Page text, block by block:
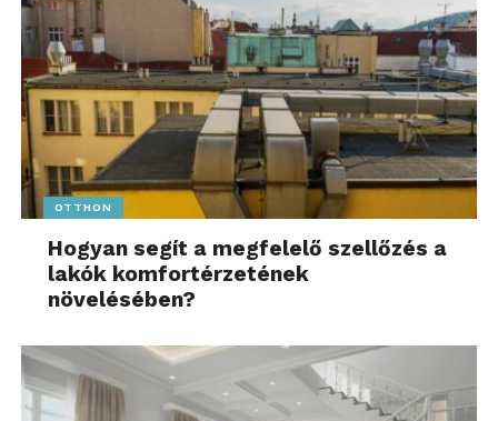
OTTHON
Hogyan segít a megfelelő szellőzés a
lakók komfortérzetének
növelésében?